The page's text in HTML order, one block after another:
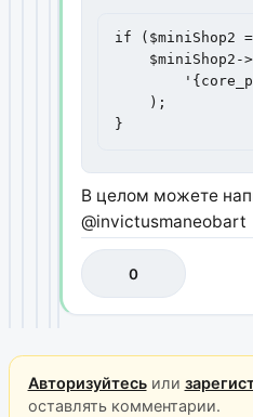
if ($miniShop2
$miniShop2-
    );
}
В целом можете
@invictusmaneobart
0
Авторизуйтесьили
оставлять комментарии.